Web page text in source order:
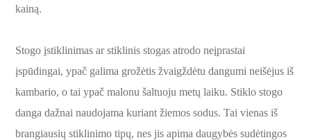
kainą.
Stogo įstiklinimas ar stiklinis stogas atrodo neįprastai
įspūdingai, ypač galima grožėtis žvaigždėtu dangumi neišėjus iš
kambario, o tai ypač malonu šaltuoju metų laiku. Stiklo stogo
danga dažnai naudojama kuriant žiemos sodus. Tai vienas iš
brangiausių stiklinimo tipų, nes jis apima daugybės sudėtingos